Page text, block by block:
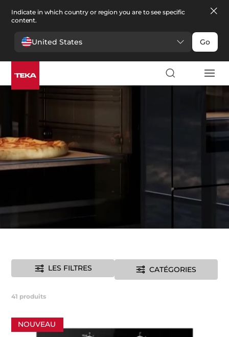
Indicate in which country or region you are to see specific
content.
United States Go
Cuisine >Fours
Fours
LES FILTRES CATÉGORIES
41 produits
NOUVEAU